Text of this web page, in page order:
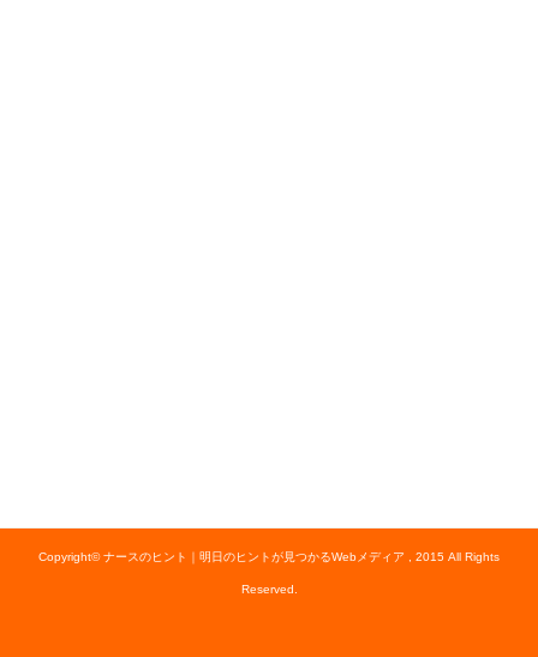
Copyright© ナースのヒント｜明日のヒントが見つかるWebメディア , 2015 All Rights
Reserved.